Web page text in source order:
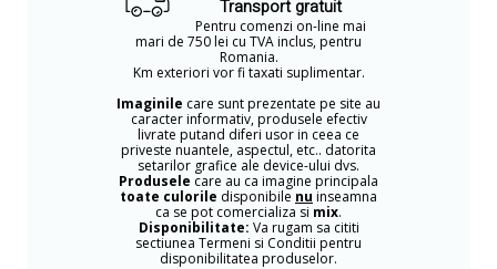
Transport gratuit
Pentru comenzi on-line mai
mari de 750 lei cu TVA inclus, pentru
Romania.
Km exteriori vor fi taxati suplimentar.
Imaginile care sunt prezentate pe site au
caracter informativ, produsele efectiv
livrate putand diferi usor in ceea ce
priveste nuantele, aspectul, etc.. datorita
setarilor grafice ale device-ului dvs.
Produsele care au ca imagine principala
toate culorile disponibile nu inseamna
ca se pot comercializa si mix.
Disponibilitate: Va rugam sa cititi
sectiunea Termeni si Conditii pentru
disponibilitatea produselor.